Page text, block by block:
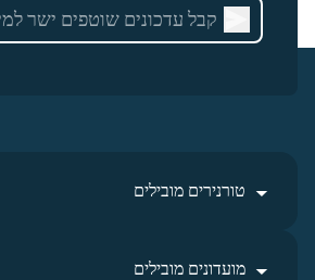
טורנירים מובילים
מועדונים מובילים